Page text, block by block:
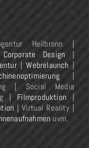
Heilbronn |
Corporate Design |
|Webrelaunch |
|
| Social Media
| Filmproduktion |
| Virtual Reality |
uvm.